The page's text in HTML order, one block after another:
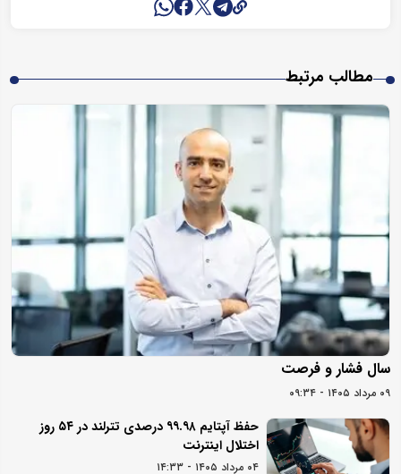
مطالب مرتبط
سال فشار و فرصت
۰۹ مرداد ۱۴۰۵ - ۰۹:۳۴
حفظ آپتایم ۹۹.۹۸ درصدی تترلند در ۵۴ روز
اختلال اینترنت
۰۴ مرداد ۱۴۰۵ - ۱۴:۳۳